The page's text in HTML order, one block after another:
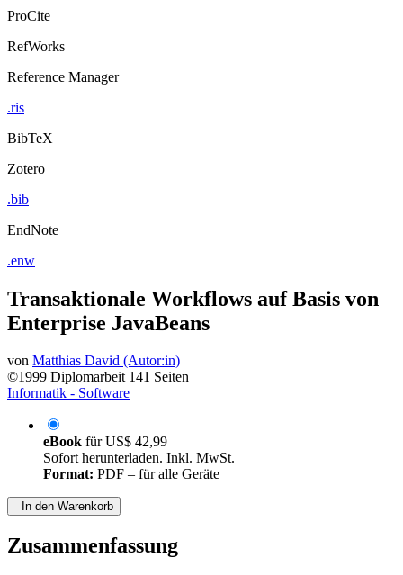
ProCite
RefWorks
Reference Manager
.ris
BibTeX
Zotero
.bib
EndNote
.enw
Transaktionale Workflows auf Basis von
Enterprise JavaBeans
von Matthias David (Autor:in)
©1999 Diplomarbeit 141 Seiten
Informatik - Software
eBook fürUS$ 42,99
Sofort herunterladen. Inkl. MwSt.
Format: PDF – für alle Geräte
In den Warenkorb
Zusammenfassung